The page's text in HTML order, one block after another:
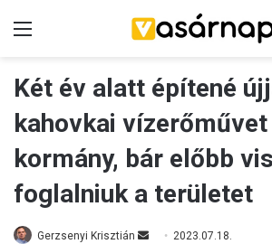
Két év alatt építené
kahovkai
kormány, bár előbb
foglalniuk a területet
Gerzsenyi Krisztián 2023.07.18.